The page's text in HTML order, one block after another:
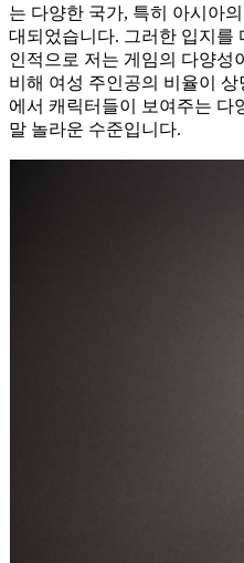
는 다양한 국가, 특히 아시아
대되었습니다. 그러한 입지를
인적으로 저는 게임의 다양성
비해 여성 주인공의 비율이
에서 캐릭터들이 보여주는 다
말 놀라운 수준입니다.